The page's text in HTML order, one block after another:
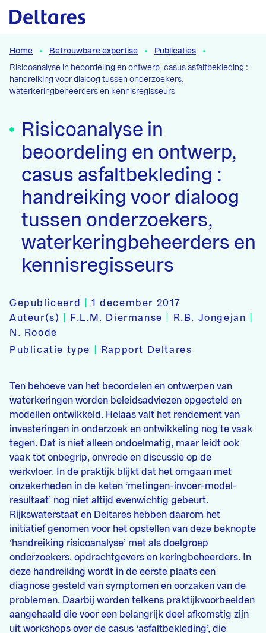
Naar hoofdcontent
Home Betrouwbare expertise
Publicaties
Risicoanalyse in beoordeling en ontwerp, casus asfaltbekleding :
handreiking voor dialoog tussen onderzoekers,
waterkeringbeheerders en kennisregisseurs
Risicoanalyse in
beoordeling en ontwerp,
casus asfaltbekleding :
handreiking voor dialoog
tussen onderzoekers,
waterkeringbeheerders en
kennisregisseurs
Gepubliceerd |1 december 2017
Auteur(s)
F.L.M. Diermanse R.B. Jongejan
N. Roode
Publicatie type
Rapport Deltares
Ten behoeve van het beoordelen en ontwerpen van
waterkeringen worden beleidsadviezen opgesteld en
modellen ontwikkeld. Helaas valt het rendement van
investeringen in onderzoek en ontwikkeling nog te vaak
tegen. Dat is niet alleen ondoelmatig, maar leidt ook
vaak tot onbegrip, onvrede en discussie op de
werkvloer. In de praktijk blijkt dat het omgaan met
onzekerheden in de keten ‘metingen-invoer-model-
resultaat’ nog niet altijd evenwichtig gebeurt.
Rijkswaterstaat en Deltares hebben daarom het
initiatief genomen voor het opstellen van deze beknopte
‘handreiking risicoanalyse’ met als doelgroep
onderzoekers, opdrachtgevers en keringbeheerders. In
deze handreiking wordt in de eerste plaats een
diagnose gesteld van symptomen en oorzaken van de
problemen. Daarbij worden telkens praktijkvoorbeelden
aangehaald die voor een belangrijk deel afkomstig zijn
uit workshops over de casus ‘asfaltbekleding’, die